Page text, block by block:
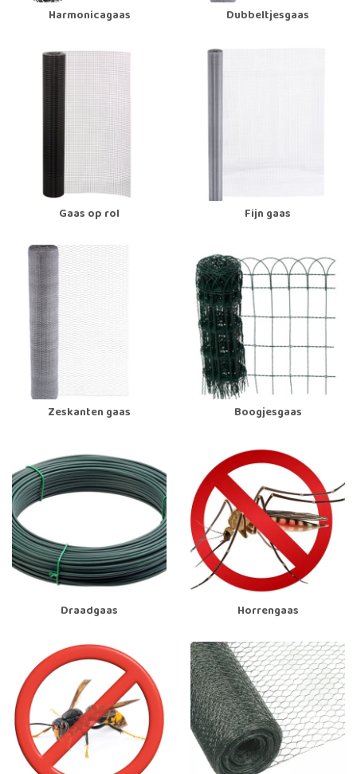
Harmonicagaas Dubbeltjesgaas
Gaas op rol Fijn gaas
Zeskanten gaas Boogjesgaas
Draadgaas Horrengaas